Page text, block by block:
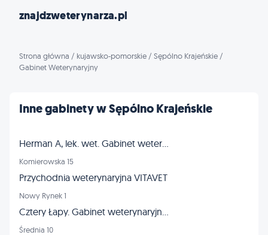
znajdzweterynarza.pl
Strona główna / kujawsko-pomorskie / Sępólno Krajeńskie /
Gabinet Weterynaryjny
Inne gabinety w Sępólno Krajeńskie
Herman A, lek. wet. Gabinet weterynaryjny
Komierowska 15
Przychodnia weterynaryjna VITAVET
Nowy Rynek 1
Cztery Łapy. Gabinet weterynaryjny. Fryzjerstwo, behawiorystyka. Jakubczyk-Janczewska B.
Średnia 10